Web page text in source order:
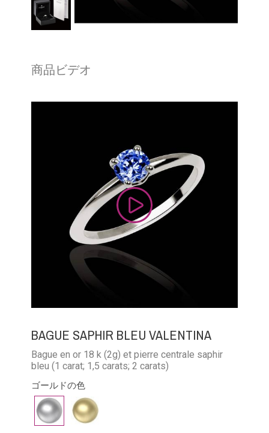
商品ビデオ
BAGUE SAPHIR BLEU VALENTINA
Bague en or 18 k (2g) et pierre centrale saphir
bleu (1 carat; 1,5 carats; 2 carats)
ゴールドの色
ホ
ワ
イ
エ